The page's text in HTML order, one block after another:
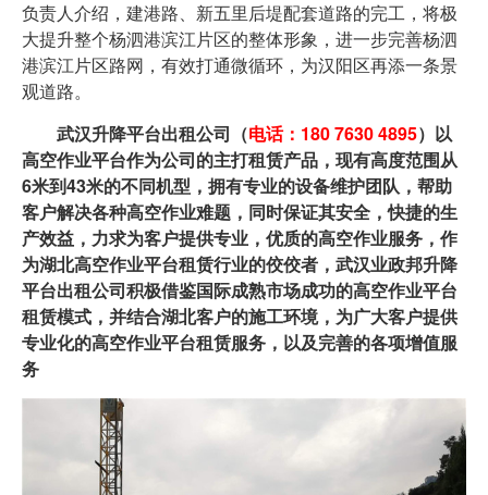
负责人介绍，建港路、新五里后堤配套道路的完工，将极
大提升整个杨泗港滨江片区的整体形象，进一步完善杨泗
港滨江片区路网，有效打通微循环，为汉阳区再添一条景
观道路。
武汉升降平台出租公司（电话：180 7630 4895）以
高空作业平台作为公司的主打租赁产品，现有高度范围从
6米到43米的不同机型，拥有专业的设备维护团队，帮助
客户解决各种高空作业难题，同时保证其安全，快捷的生
产效益，力求为客户提供专业，优质的高空作业服务，作
为湖北高空作业平台租赁行业的佼佼者，武汉业政邦升降
平台出租公司积极借鉴国际成熟市场成功的高空作业平台
租赁模式，并结合湖北客户的施工环境，为广大客户提供
专业化的高空作业平台租赁服务，以及完善的各项增值服
务